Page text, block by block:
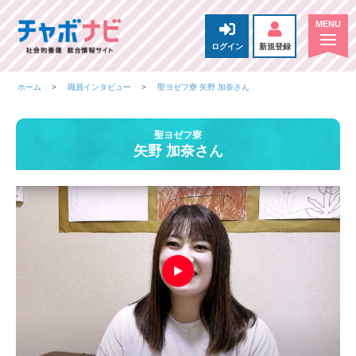
ログイン 新規登録
ホーム 職員インタビュー 聖ヨゼフ寮 矢野 加奈さん
聖ヨゼフ寮
矢野 加奈さん